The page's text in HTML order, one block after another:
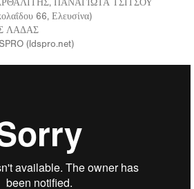
ΠΑΝΑΓΙΩΤΑ ΤΣΙΤΣΟΥ
66, Ελευσίνα)
ΛΑΔΑΣ
(ldspro.net)